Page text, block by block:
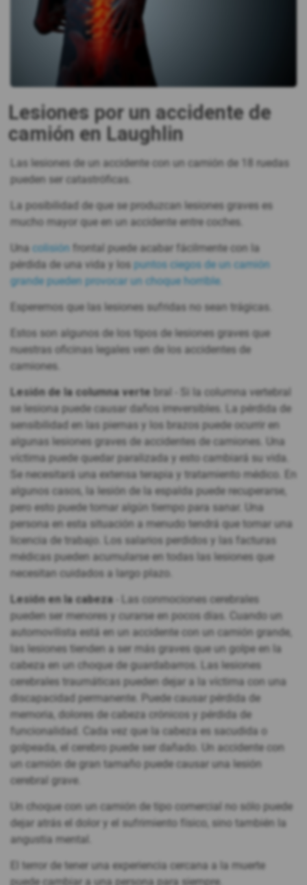
Lesiones por un accidente de
camión en Laughlin
Las lesiones de un accidente con un camión de 18 ruedas
pueden ser catastróficas.
La posibilidad de que se produzcan lesiones graves es
mucho mayor que en un accidente entre coches.
Una colisión frontal puede acabar fácilmente con la
pérdida de una vida y los puntos ciegos de un camión
grande pueden provocar un choque horrible.
Esperemos que las lesiones sufridas no sean trágicas.
Estos son algunos de los tipos de lesiones graves que
nuestras oficinas legales ven de los accidentes de
camiones.
Lesión de la columna verte bral - Si la columna vertebral
se lesiona puede causar daños irreversibles. La pérdida de
sensibilidad en las piernas y los brazos puede ocurrir en
algunas lesiones graves de accidentes de camiones. Una
víctima puede quedar paralizada y esto cambiará su vida.
Se necesitará una extensa terapia y tratamiento médico. En
algunos casos, la lesión de la espalda puede recuperarse,
pero esto puede tomar algún tiempo para sanar. Una
persona en esta situación a menudo tendrá que tomar una
licencia de trabajo. Los salarios perdidos y las facturas
médicas pueden acumularse en todas las lesiones que
necesitan cuidados a largo plazo.
Lesión en la cabeza - Las conmociones cerebrales
pueden ser menores y curarse en pocos días. Cuando un
automovilista está en un accidente con un camión grande,
las lesiones tienden a ser más graves que un golpe en la
cabeza en un choque de guardabarros. Las lesiones
cerebrales traumáticas pueden dejar a la víctima con una
discapacidad permanente. Puede causar pérdida de
memoria, dolores de cabeza crónicos y pérdida de
funcionalidad. Cada vez que la cabeza es sacudida o
golpeada, el cerebro puede ser dañado. Un accidente con
un camión de gran tamaño puede causar una lesión
cerebral grave.
Un choque con un camión de tipo comercial no sólo puede
dejar atrás el dolor y el sufrimiento físico, sino también la
angustia mental.
El terror de tener una experiencia cercana a la muerte
puede cambiar a una persona para siempre.